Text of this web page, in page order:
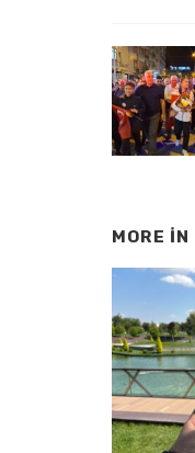
MORE IN